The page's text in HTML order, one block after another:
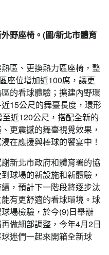
野座椅。(圖/新北市體育
區、更換熱力區座椅，整
座位增加近100席，讓更
的看球體驗；擴建內野環
15公尺的舞臺長度，環形
近120公尺，搭配全新的
更震撼的舞臺視覺效果，
在應援與棒球的饗宴中！
新北市政府和體育署的協
球場的新設施和新體驗，
，預計下一階段將逐步汰
有更舒適的看球環境。球
場檢驗，於今(9)日舉辦
做細部調整，今年4月2日
迷們一起來開箱全新球